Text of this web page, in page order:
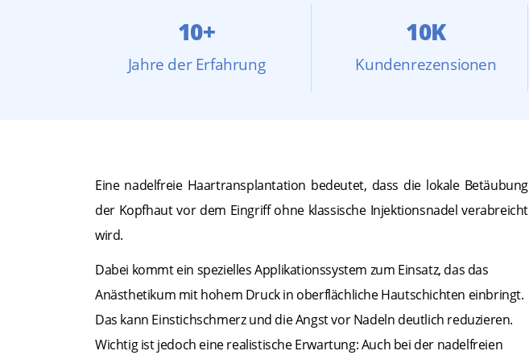
10+
Jahre der Erfahrung
10K
Kundenrezensionen
Eine nadelfreie Haartransplantation bedeutet, dass die lokale Betäubung
der Kopfhaut vor dem Eingriff ohne klassische Injektionsnadel verabreicht
wird.
Dabei kommt ein spezielles Applikationssystem zum Einsatz, das das
Anästhetikum mit hohem Druck in oberflächliche Hautschichten einbringt.
Das kann Einstichschmerz und die Angst vor Nadeln deutlich reduzieren.
Wichtig ist jedoch eine realistische Erwartung: Auch bei der nadelfreien